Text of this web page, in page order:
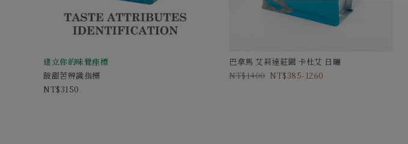
建立你的味覺座標
酸甜苦辨識指標
3150
巴拿馬 艾莉達莊園 卡杜艾 日曬
1400
385-1260